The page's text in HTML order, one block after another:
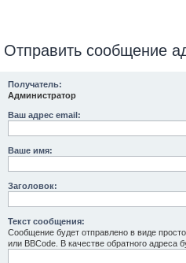
Отправить сообщение
Получатель:
Администратор
Ваш адрес email:
Ваше имя:
Заголовок:
Текст сообщения:
Сообщение будет отправлено в виде
или BBCode. В качестве обратного адреса